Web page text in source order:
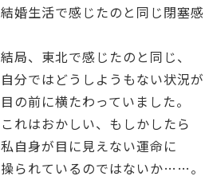
結婚生活で感じたのと同じ閉塞
結局、東北で感じたのと同じ、
自分ではどうしようもない状況が
目の前に横たわっていました。
これはおかしい、もしかしたら
私自身が目に見えない運命に
操られているのではないか……。